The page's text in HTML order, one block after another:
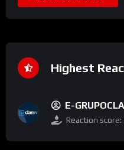
Highest
E-
Reaction score: